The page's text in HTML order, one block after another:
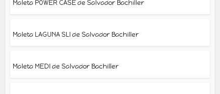
Maleta POWER CASE de Salvador Bachiller
Maleta LAGUNA SLI de Salvador Bachiller
Maleta MEDI de Salvador Bachiller